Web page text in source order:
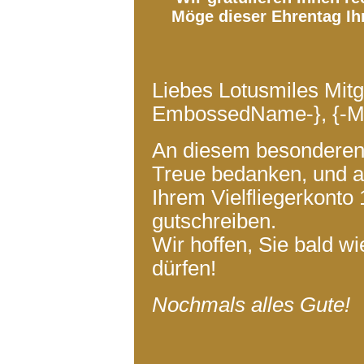
Möge dieser Ehrentag
Liebes Lotusmiles
EmbossedName-}, {-
An diesem
Treue bedanken, und
Ihrem Vielfliegerkonto
gutschreiben.
Wir hoffen, Sie bald
dürfen!
Nochmals alles Gute!